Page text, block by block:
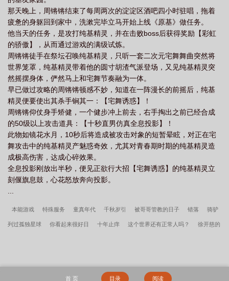
那天晚上，周锵锵结束了每周两次的淀淀区酒吧四小时驻唱，拖着
疲惫的身躯回到家中，洗漱完毕立马开始上线《原基》做任务。
他当天的任务，是攻打纯基精灵，并在击败boss后获得奖励【彩虹
的骄傲】，从而通过游戏的满级试炼。
周锵锵徒手在祭坛召唤纯基精灵，只听一套二次元宅舞舞曲突然将
世界笼罩，纯基精灵带着他的圆寸胡渣气派登场，又见纯基精灵突
然摇摆身体，俨然马上和宅舞节奏融为一体。
早已做过攻略的周锵锵顿感不妙，知道在一阵漫长的前摇后，纯基
精灵便要使出其杀手锏其一：【宅舞诱惑】！
周锵锵仰仗身手矫健，一个健步冲上前去，右手掏出之前已经合成
的50级以上攻击道具：【十秒直男仿真全息投影】！
此物如镜花水月，10秒后将造成被攻击对象的短暂晕眩，对正在宅
舞攻击中的纯基精灵产魅惑奇效，尤其对青春期时期的纯基精灵造
成极高伤害，达成心碎效果。
全息投影刚放出半秒，便见正欲行大招【宅舞诱惑】的纯基精灵立
刻偃旗息鼓，心花怒放奔向投影。
本能游戏 特殊服务 童真年代 千秋岁引 被哥哥管教的日子 错落 骑驴
列过孤独星球 你看起来很好日 十年止痒 这个世界还有正常人吗？ 徐开慈的
首 页 目录 阅读